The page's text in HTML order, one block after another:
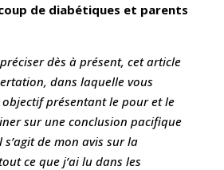
de diabétiques et parents
dès à présent, cet article
dans laquelle vous
présentant le pour et le
sur une conclusion pacifique
de mon avis sur la
ce que j’ai lu dans les